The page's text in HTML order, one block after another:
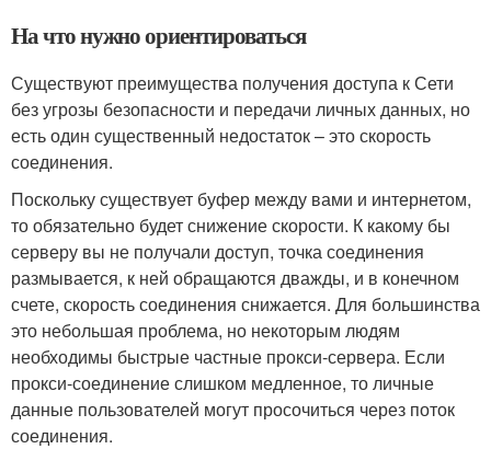
На что нужно ориентироваться
Существуют преимущества получения доступа к Сети
без угрозы безопасности и передачи личных данных, но
есть один существенный недостаток – это скорость
соединения.
Поскольку существует буфер между вами и интернетом,
то обязательно будет снижение скорости. К какому бы
серверу вы не получали доступ, точка соединения
размывается, к ней обращаются дважды, и в конечном
счете, скорость соединения снижается. Для большинства
это небольшая проблема, но некоторым людям
необходимы быстрые частные прокси-сервера. Если
прокси-соединение слишком медленное, то личные
данные пользователей могут просочиться через поток
соединения.